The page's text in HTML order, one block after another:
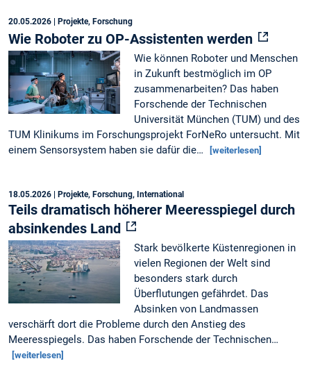
20.05.2026 | Projekte, Forschung
Wie Roboter zu OP-Assistenten werden
Wie können Roboter und Menschen
in Zukunft bestmöglich im OP
zusammenarbeiten? Das haben
Forschende der Technischen
Universität München (TUM) und des
TUM Klinikums im Forschungsprojekt ForNeRo untersucht. Mit
einem Sensorsystem haben sie dafür die…
[weiterlesen]
18.05.2026 | Projekte, Forschung, International
Teils dramatisch höherer Meeresspiegel durch
absinkendes Land
Stark bevölkerte Küstenregionen in
vielen Regionen der Welt sind
besonders stark durch
Überflutungen gefährdet. Das
Absinken von Landmassen
verschärft dort die Probleme durch den Anstieg des
Meeresspiegels. Das haben Forschende der Technischen…
[weiterlesen]